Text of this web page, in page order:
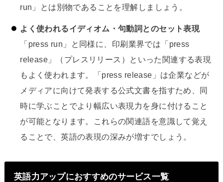
run」とは別物であることを理解しましょう。
よく使われるイディオム・句動詞とのセット表現
「press run」と同様に、印刷業界では「press
release」（プレスリリース）といった関連する表現
もよく使われます。「press release」は企業などが
メディアに向けて発表する公式文書を指すため、同
時に学ぶことでより幅広い表現力を身に付けること
が可能となります。これらの関連語を意識して覚え
ることで、英語の表現の深みが増すでしょう。
英語力アップにおすすめのサービス一覧